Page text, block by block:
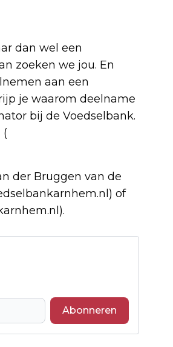
dan wel een
zoeken we jou. En
aan een
je waarom deelname
bij de Voedselbank.
(
der Bruggen van de
) of
).
Abonneren